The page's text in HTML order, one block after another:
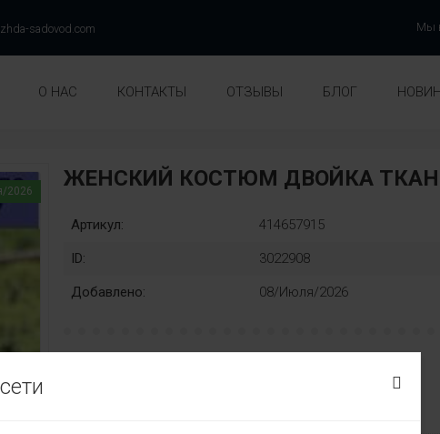
sadovod.com Мы
О НАС КОНТАКТЫ ОТЗЫВЫ БЛОГ
2026 ЖЕНСКИЙ КОСТЮМ ДВОЙКА
Артикул: 414657915
ID: 3022908
Добавлено: 08/Июля/2026